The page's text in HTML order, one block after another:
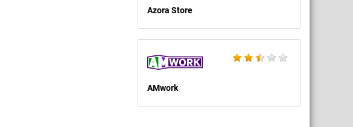
Azora Store
AMwork